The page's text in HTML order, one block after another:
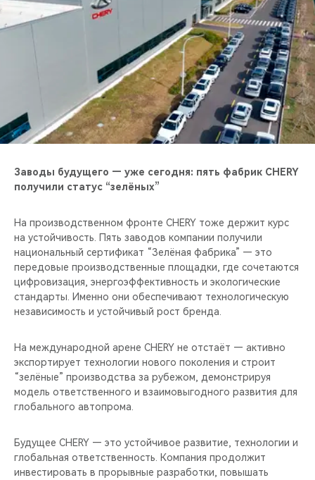
Заводы будущего — уже сегодня: пять фабрик CHERY
получили статус “зелёных”
На производственном фронте CHERY тоже держит курс
на устойчивость. Пять заводов компании получили
национальный сертификат “Зелёная фабрика” — это
передовые производственные площадки, где сочетаются
цифровизация, энергоэффективность и экологические
стандарты. Именно они обеспечивают технологическую
независимость и устойчивый рост бренда.
На международной арене CHERY не отстаёт — активно
экспортирует технологии нового поколения и строит
“зелёные” производства за рубежом, демонстрируя
модель ответственного и взаимовыгодного развития для
глобального автопрома.
Будущее CHERY — это устойчивое развитие, технологии и
глобальная ответственность. Компания продолжит
инвестировать в прорывные разработки, повышать